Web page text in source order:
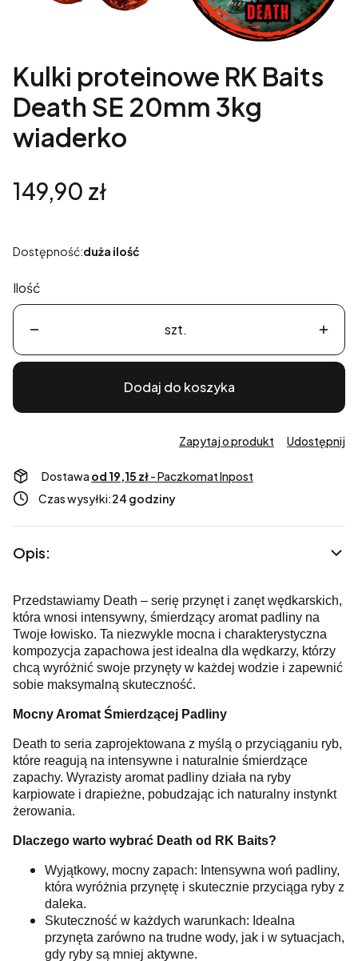
Kulki proteinowe RK Baits
Death SE 20mm 3kg
wiaderko
Cena
149,90 zł
Dostępność:duża ilość
Ilość
szt.
Dodaj do koszyka
Zapytaj o produkt Udostępnij
Dostawa od 19,15 zł- Paczkomat Inpost
Czas wysyłki:24 godziny
Opis:
Przedstawiamy Death – serię przynęt i zanęt wędkarskich,
która wnosi intensywny, śmierdzący aromat padliny na
Twoje łowisko. Ta niezwykle mocna i charakterystyczna
kompozycja zapachowa jest idealna dla wędkarzy, którzy
chcą wyróżnić swoje przynęty w każdej wodzie i zapewnić
sobie maksymalną skuteczność.
Mocny Aromat Śmierdzącej Padliny
Death to seria zaprojektowana z myślą o przyciąganiu ryb,
które reagują na intensywne i naturalnie śmierdzące
zapachy. Wyrazisty aromat padliny działa na ryby
karpiowate i drapieżne, pobudzając ich naturalny instynkt
żerowania.
Dlaczego warto wybrać Death od RK Baits?
Wyjątkowy, mocny zapach: Intensywna woń padliny,
która wyróżnia przynętę i skutecznie przyciąga ryby z
daleka.
Skuteczność w każdych warunkach: Idealna
przynęta zarówno na trudne wody, jak i w sytuacjach,
gdy ryby są mniej aktywne.